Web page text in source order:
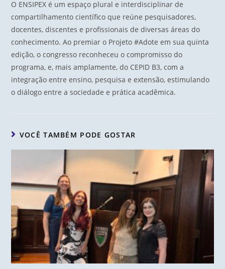
O ENSIPEX é um espaço plural e interdisciplinar de
compartilhamento científico que reúne pesquisadores,
docentes, discentes e profissionais de diversas áreas do
conhecimento. Ao premiar o Projeto #Adote em sua quinta
edição, o congresso reconheceu o compromisso do
programa, e, mais amplamente, do CEPID B3, com a
integração entre ensino, pesquisa e extensão, estimulando
o diálogo entre a sociedade e prática acadêmica.
VOCÊ TAMBÉM PODE GOSTAR